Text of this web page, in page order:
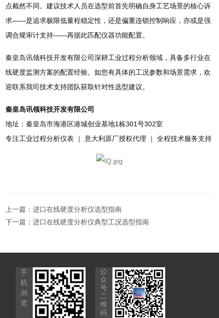
点截然不同。建议技术人员在选型前首先明确自身工艺场景的核心诉
求——是追求极限低量程稳定性，还是偏重连锁控制响应，亦或是强
调合规审计支持——再据此匹配仪器功能配置。
秦皇岛讯领科技开发有限公司深耕工业过程分析领域，具备多行业在
线硬度监测方案的配置经验。如您有具体的工况参数和场景需求，欢
迎联系我司技术支持团队获取针对性选型建议。
秦皇岛讯领科技开发有限公司
地址：秦皇岛市海港区港城创业基地1栋301号302室
专注工业过程分析仪表 ｜ 意大利原厂授权代理 ｜ 全程技术服务支持
上一篇：进口在线硬度分析仪选型指南
下一篇：进口在线硬度分析仪典型工况选型指南
手
机
浏
览
公
众
号
二
维
码